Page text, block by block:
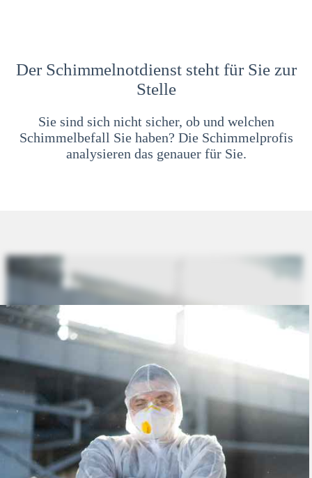
Der Schimmelnotdienst steht für Sie zur
Stelle
Sie sind sich nicht sicher, ob und welchen
Schimmelbefall Sie haben? Die Schimmelprofis
analysieren das genauer für Sie.